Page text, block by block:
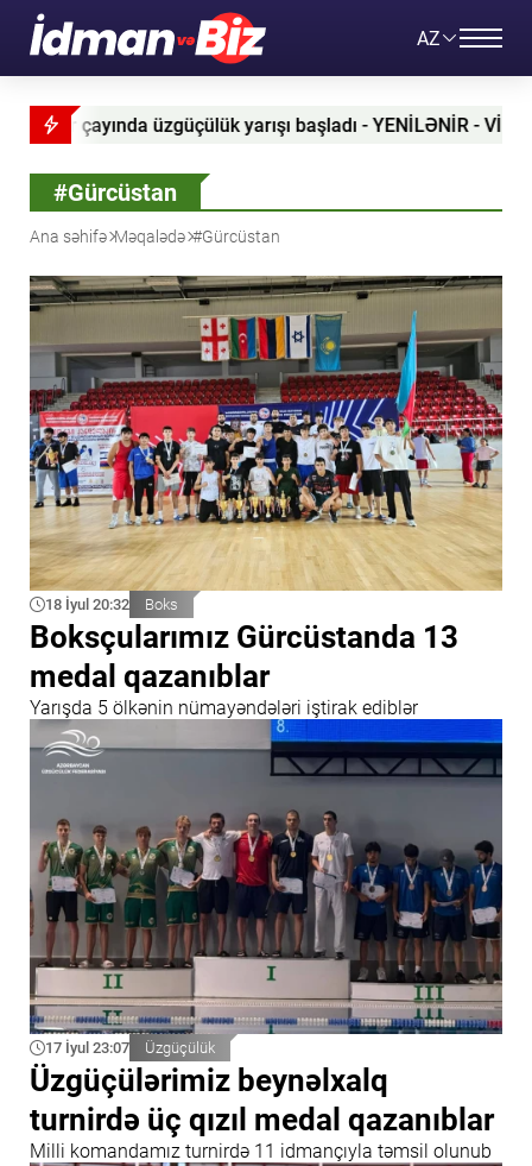
AZ
başladı - YENİLƏNİR - VİDEO Elvin
#Gürcüstan
Ana səhifə Məqalədə #Gürcüstan
18 İyul 20:32 Boks
Boksçularımız Gürcüstanda 13
medal qazanıblar
Yarışda 5 ölkənin nümayəndələri iştirak ediblər
17 İyul 23:07 Üzgüçülük
Üzgüçülərimiz beynəlxalq
turnirdə üç qızıl medal qazanıblar
Milli komandamız turnirdə 11 idmançıyla təmsil olunub